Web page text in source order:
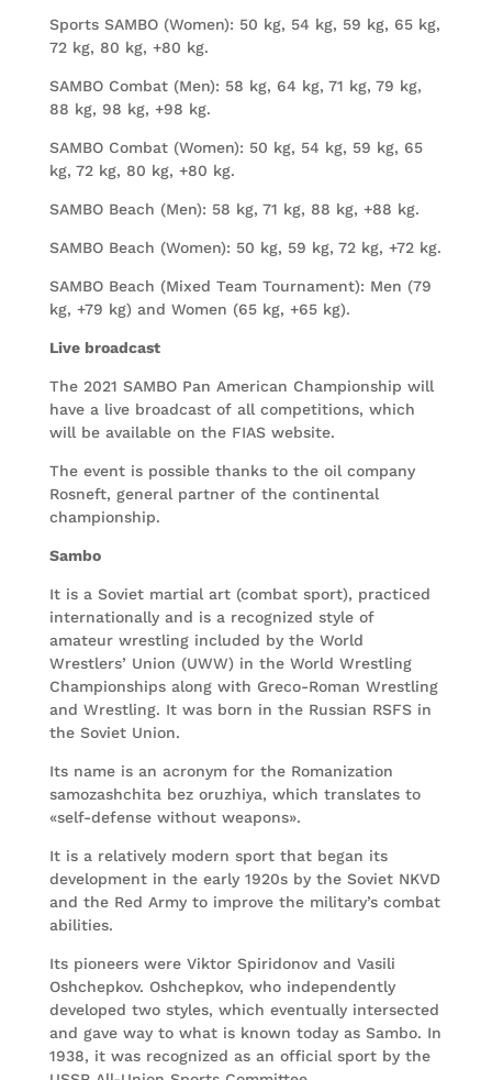
Sports SAMBO (Women): 50 kg, 54 kg, 59 kg, 65 kg,
72 kg, 80 kg, +80 kg.
SAMBO Combat (Men): 58 kg, 64 kg, 71 kg, 79 kg,
88 kg, 98 kg, +98 kg.
SAMBO Combat (Women): 50 kg, 54 kg, 59 kg, 65
kg, 72 kg, 80 kg, +80 kg.
SAMBO Beach (Men): 58 kg, 71 kg, 88 kg, +88 kg.
SAMBO Beach (Women): 50 kg, 59 kg, 72 kg, +72 kg.
SAMBO Beach (Mixed Team Tournament): Men (79
kg, +79 kg) and Women (65 kg, +65 kg).
Live broadcast
The 2021 SAMBO Pan American Championship will
have a live broadcast of all competitions, which
will be available on the FIAS website.
The event is possible thanks to the oil company
Rosneft, general partner of the continental
championship.
Sambo
It is a Soviet martial art (combat sport), practiced
internationally and is a recognized style of
amateur wrestling included by the World
Wrestlers’ Union (UWW) in the World Wrestling
Championships along with Greco-Roman Wrestling
and Wrestling. It was born in the Russian RSFS in
the Soviet Union.
Its name is an acronym for the Romanization
samozashchita bez oruzhiya, which translates to
«self-defense without weapons».
It is a relatively modern sport that began its
development in the early 1920s by the Soviet NKVD
and the Red Army to improve the military’s combat
abilities.
Its pioneers were Viktor Spiridonov and Vasili
Oshchepkov. Oshchepkov, who independently
developed two styles, which eventually intersected
and gave way to what is known today as Sambo. In
1938, it was recognized as an official sport by the